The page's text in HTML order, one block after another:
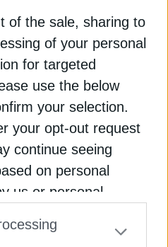
of the sale, sharing to
of your personal
for targeted
use the below
your selection.
your opt-out request
continue seeing
on personal
us or personal
separately opt-out
χονδρικές αγορές της
Παρασκευή
ΚΙΝΑ